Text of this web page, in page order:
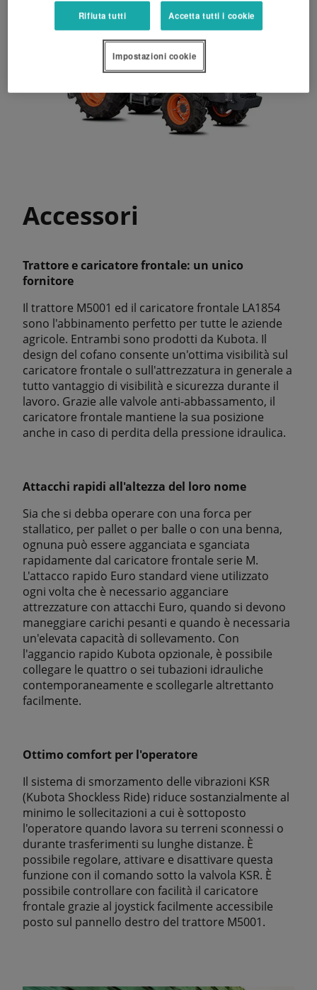
Accessori
Trattore e caricatore frontale: un unico
fornitore
Il trattore M5001 ed il caricatore frontale LA1854
sono l'abbinamento perfetto per tutte le aziende
agricole. Entrambi sono prodotti da Kubota. Il
design del cofano consente un'ottima visibilità sul
caricatore frontale o sull'attrezzatura in generale a
tutto vantaggio di visibilità e sicurezza durante il
lavoro. Grazie alle valvole anti-abbassamento, il
caricatore frontale mantiene la sua posizione
anche in caso di perdita della pressione idraulica.
Attacchi rapidi all'altezza del loro nome
Sia che si debba operare con una forca per
stallatico, per pallet o per balle o con una benna,
ognuna può essere agganciata e sganciata
rapidamente dal caricatore frontale serie M.
L'attacco rapido Euro standard viene utilizzato
ogni volta che è necessario agganciare
attrezzature con attacchi Euro, quando si devono
maneggiare carichi pesanti e quando è necessaria
un'elevata capacità di sollevamento. Con
l'aggancio rapido Kubota opzionale, è possibile
collegare le quattro o sei tubazioni idrauliche
contemporaneamente e scollegarle altrettanto
facilmente.
Ottimo comfort per l'operatore
Il sistema di smorzamento delle vibrazioni KSR
(Kubota Shockless Ride) riduce sostanzialmente al
minimo le sollecitazioni a cui è sottoposto
l'operatore quando lavora su terreni sconnessi o
durante trasferimenti su lunghe distanze. È
possibile regolare, attivare e disattivare questa
funzione con il comando sotto la valvola KSR. È
possibile controllare con facilità il caricatore
frontale grazie al joystick facilmente accessibile
posto sul pannello destro del trattore M5001.
Rifiuta tutti Accetta tutti i cookie
Impostazioni cookie